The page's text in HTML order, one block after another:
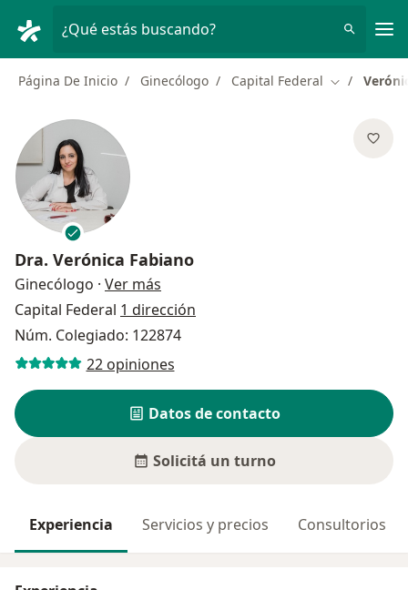
¿Qué estás buscando?
Página De Inicio Ginecólogo Capital Federal Cambiar de
Dra. Verónica Fabiano
Ginecólogo · Ver más
Capital Federal 1 dirección
Núm. Colegiado: 122874
22 opiniones
Datos de contacto
Solicitá un turno
Experiencia Servicios y precios Consultorios